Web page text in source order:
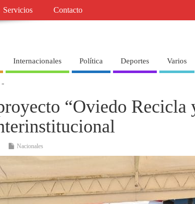
Servicios Contacto
Internacionales Política Deportes Varios
»
“Oviedo Recicla
Nacionales